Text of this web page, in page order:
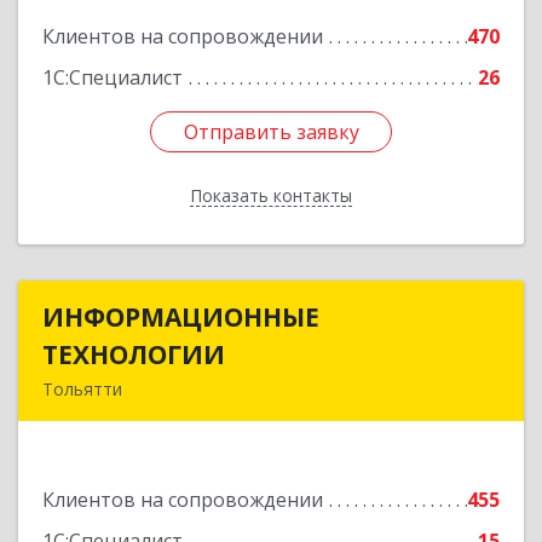
Клиентов на сопровождении
470
1С:Специалист
26
Отправить заявку
Показать контакты
Отправить заявку
Назад
ИНФОРМАЦИОННЫЕ
ТЕХНОЛОГИИ
Тольятти
Клиентов на сопровождении
455
ИНФОРМАЦИОННЫЕ
Подробнее